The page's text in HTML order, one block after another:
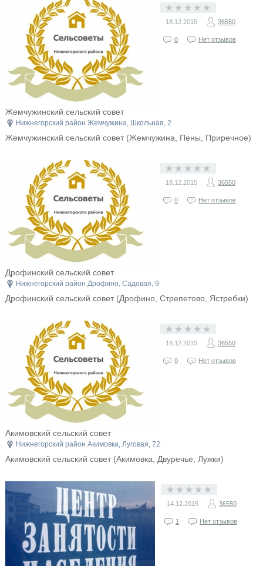
Жемчужинский сельский совет
Нижнегорский район Жемчужина, Школьная, 2
Жемчужинский сельский совет (Жемчужина, Пены, Приречное)
18.12.2015 36550
0 Нет отзывов
Дрофинский сельский совет
Нижнегорский район Дрофино, Садовая, 9
Дрофинский сельский совет (Дрофино, Стрепетово, Ястребки)
18.12.2015 36550
0 Нет отзывов
Акимовский сельский совет
Нижнегорский район Акимовка, Луговая, 72
Акимовский сельский совет (Акимовка, Двуречье, Лужки)
18.12.2015 36550
0 Нет отзывов
14.12.2015 36550
1 Нет отзывов